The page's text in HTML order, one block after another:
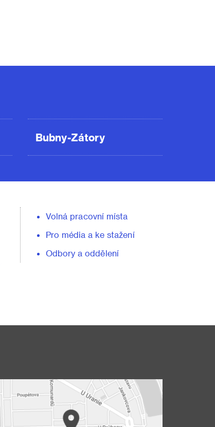
Bubny-Zátory
Volná pracovní místa
Pro média a ke stažení
Odbory a oddělení